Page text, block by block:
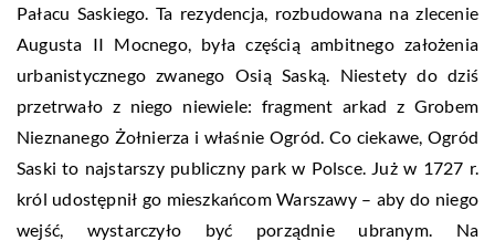
Pałacu Saskiego. Ta rezydencja, rozbudowana na zlecenie
Augusta II Mocnego, była częścią ambitnego założenia
urbanistycznego zwanego Osią Saską. Niestety do dziś
przetrwało z niego niewiele: fragment arkad z Grobem
Nieznanego Żołnierza i właśnie Ogród. Co ciekawe, Ogród
Saski to najstarszy publiczny park w Polsce. Już w 1727 r.
król udostępnił go mieszkańcom Warszawy – aby do niego
wejść, wystarczyło być porządnie ubranym. Na